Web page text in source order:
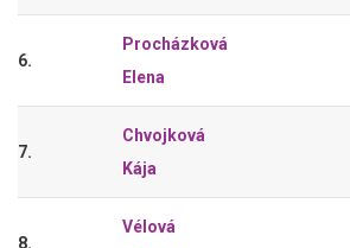
6.
Procházková
Elena
7.
Chvojková
Kája
8.
Vélová